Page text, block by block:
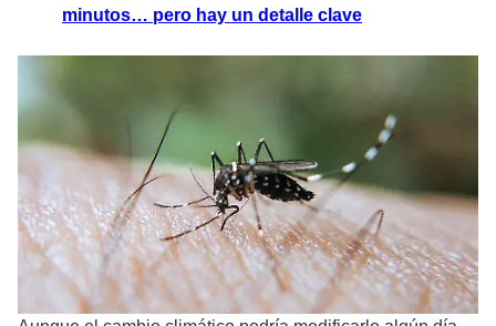
minutos… pero hay un detalle clave